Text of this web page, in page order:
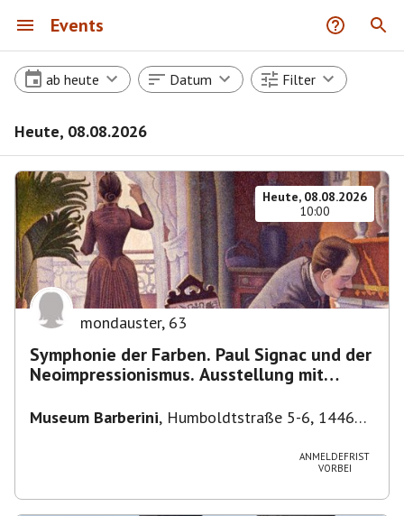
Events
ab heute Datum Filter
Heute, 08.08.2026
Heute, 08.08.2026
10:00
mondauster, 63
Symphonie der Farben. Paul Signac und der
Neoimpressionismus. Ausstellung mit
Museum Barberini, Humboldtstraße 5-6, 14467
ANMELDEFRIST
VORBEI